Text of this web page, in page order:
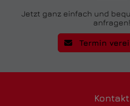
Jetzt ganz einfach und
anfragen!
Termin
Kontakt